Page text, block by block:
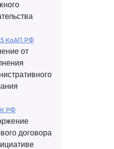
КоАП РФ
от
РФ
договора